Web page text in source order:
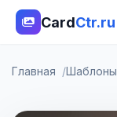
CardCtr.ru
Главная Шаблоны